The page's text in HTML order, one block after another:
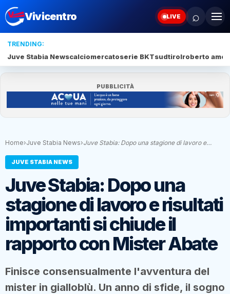
Vivicentro LIVE ⌕
TRENDING:
Juve Stabia Newscalciomercatoserie BKTsudtirolroberto
PUBBLICITÀ
Home›Juve Stabia News›Juve Stabia: Dopo una stagione di lavoro e…
JUVE STABIA NEWS
Juve Stabia: Dopo una
stagione di lavoro e risultati
importanti si chiude il
rapporto con Mister Abate
Finisce consensualmente l'avventura del
mister in gialloblù. Un anno di sfide, il sogno